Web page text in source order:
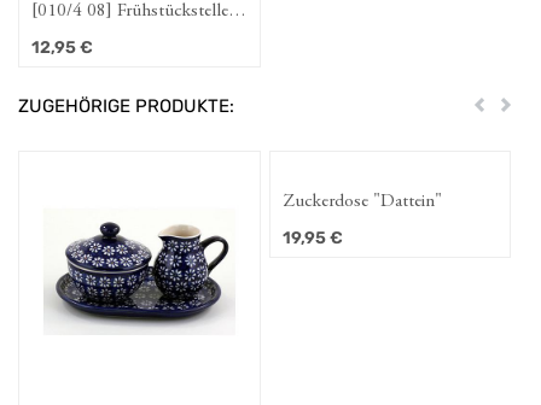
[010/4 08] Frühstücksteller
19 cm "Dattein"
12,95€
ZUGEHÖRIGE PRODUKTE: Zurück
Zuckerdose "Dattein"
19,95€